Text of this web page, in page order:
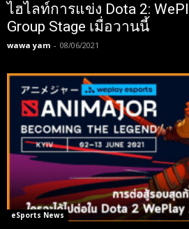
ไฮไลท์การแข่ง Dota 2:
Group Stage เมื่อวานนี้
wawa yam - 08/06/2021
eSports News